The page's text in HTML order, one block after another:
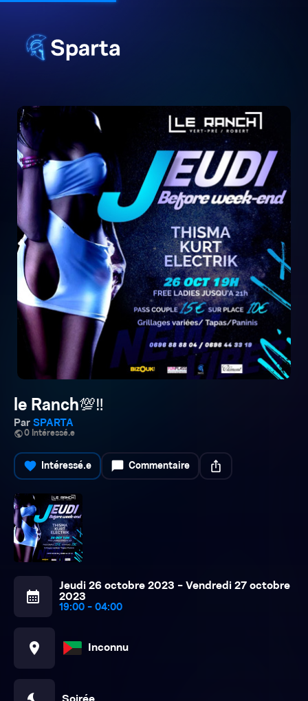
le Ranch💯‼️
Par SPARTA
public0 Intéressé.e
favorite Intéressé.e chat_bubble Commentaire ios_share
calendar_month
Jeudi 26 octobre 2023 - Vendredi 27 octobre
2023
19:00 - 04:00
location_on Inconnu